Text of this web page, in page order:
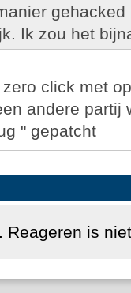
Ik zou het
click met
andere partij
" gepatcht
. Reageren is